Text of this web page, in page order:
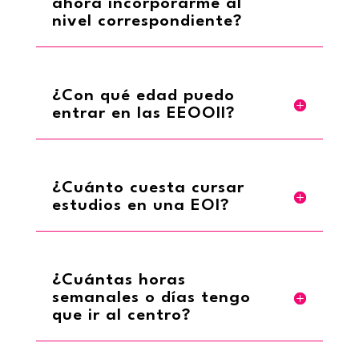
ahora incorporarme al
nivel correspondiente?
¿Con qué edad puedo
entrar en las EEOOII?
¿Cuánto cuesta cursar
estudios en una EOI?
¿Cuántas horas
semanales o días tengo
que ir al centro?